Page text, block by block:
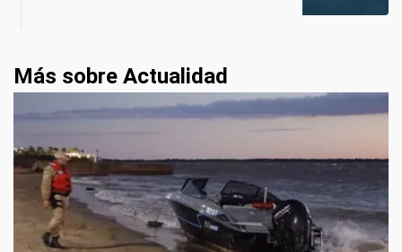
Más sobre Actualidad